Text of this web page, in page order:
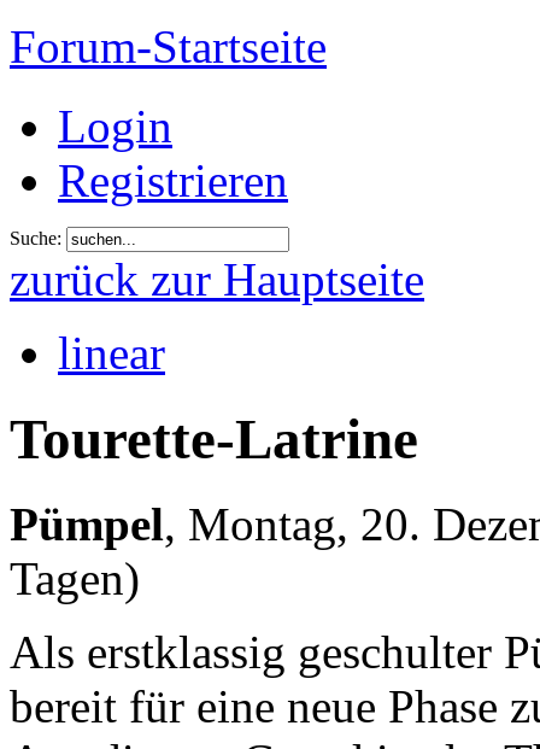
Forum-Startseite
Login
Registrieren
Suche:
zurück zur Hauptseite
linear
Tourette-Latrine
Pümpel, Montag, 20.
Tagen)
Als erstklassig geschulter
bereit für eine neue Phase